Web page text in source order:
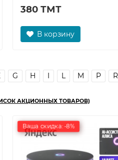
380 ТМТ
В корзину
G H I L M P R
АКЦИОННЫХ ТОВАРОВ)
Ваша скидка: -8%